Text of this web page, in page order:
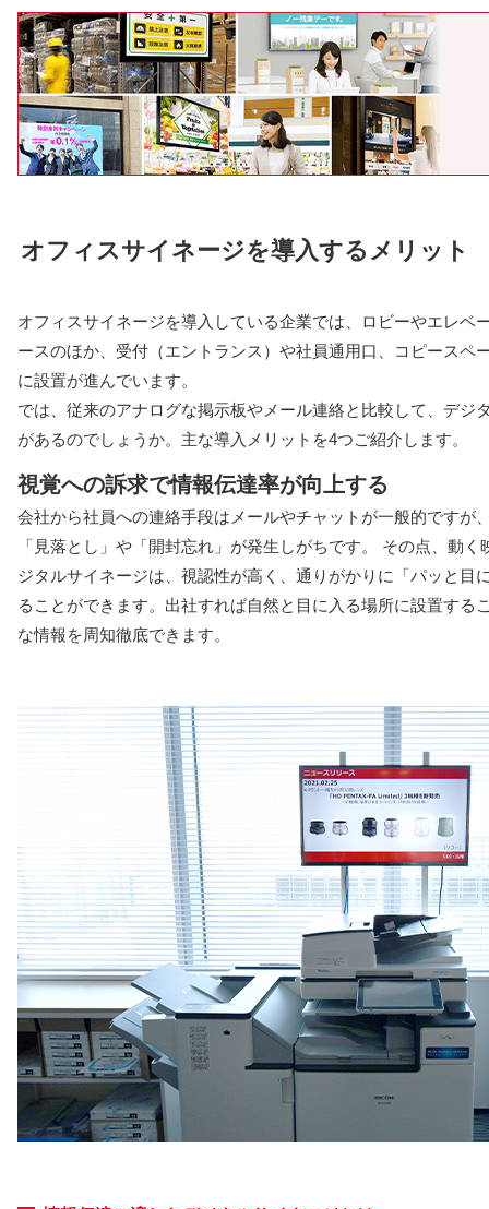
オフィスサイネージを導入するメリット
オフィスサイネージを導入している企業では、ロビーやエレベ
ースのほか、受付（エントランス）や社員通用口、コピースペ
に設置が進んでいます。
では、従来のアナログな掲示板やメール連絡と比較して、デジ
があるのでしょうか。主な導入メリットを4つご紹介します。
視覚への訴求で情報伝達率が向上する
会社から社員への連絡手段はメールやチャットが一般的ですが
「見落とし」や「開封忘れ」が発生しがちです。 その点、動
ジタルサイネージは、視認性が高く、通りがかりに「パッと目
ることができます。出社すれば自然と目に入る場所に設置する
な情報を周知徹底できます。